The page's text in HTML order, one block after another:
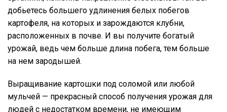
добьетесь большего удлинения белых побегов
картофеля, на которых и зарождаются клубни,
расположенных в почве. И вы получите богатый
урожай, ведь чем больше длина побега, тем больше
на нем зародышей.
Выращивание картошки под соломой или любой
мульчей — прекрасный способ получения урожая для
людей с недостатком времени, не имеющим